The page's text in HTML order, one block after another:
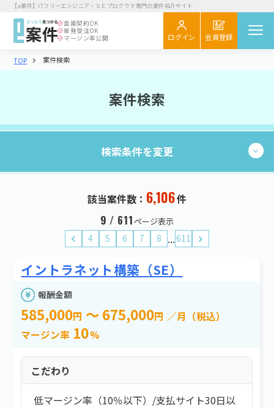
【e案件】ITフリーエンジニア・ＳＥプログラマ専門の案件紹介サイト
ログイン 会員登録
直接契約OK
単発受注OK
マージン率公開
案件を探す 閲覧履歴
エンジニア向け
初めてご利用の企業さまへ
お役立ち情報
TOP 案件検索
案件検索
検索条件を変更
6,106
業種・職種を選択する
エリア
エリアを選択する
報酬金額
検索する
該当案件数： 6,106件
9 / 611ページ表示
4 5 6 7 8 ...611
イントラネット構築（SE）
報酬金額
585,000円 ～ 675,000円 ／月（税込）
マージン率 10%
こだわり
低マージン率（10％以下） /支払サイト30日以